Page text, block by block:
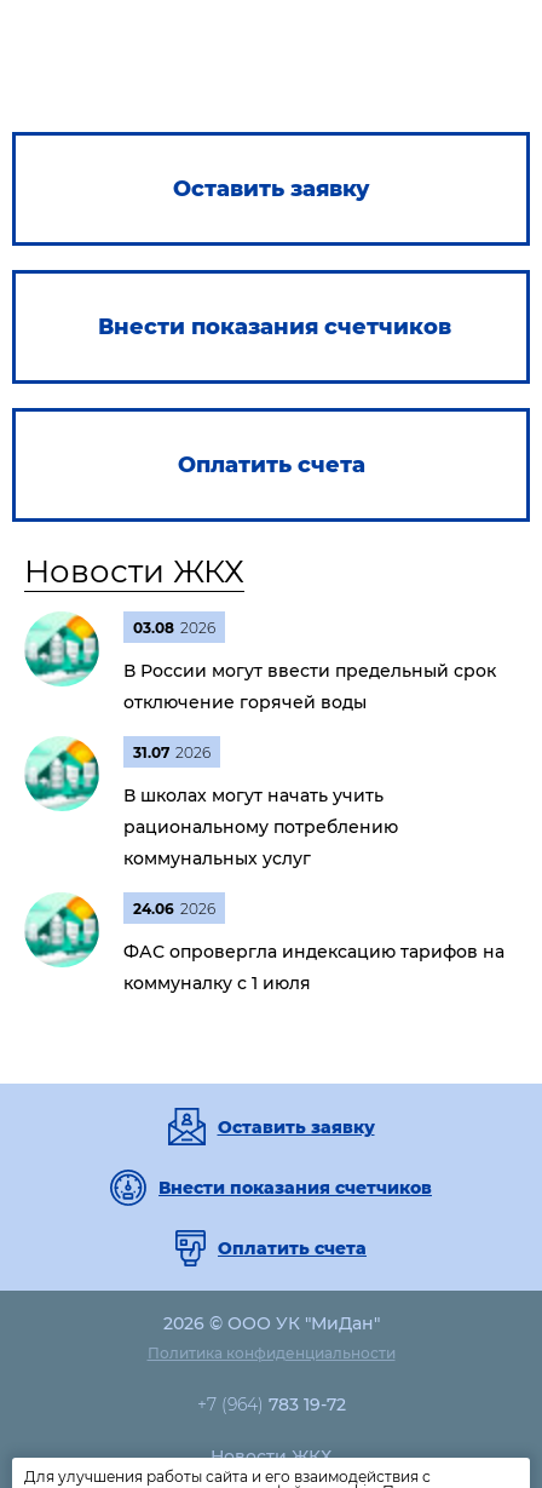
Оставить заявку
Внести показания счетчиков
Оплатить счета
Новости ЖКХ
03.08 2026
В России могут ввести предельный срок
отключение горячей воды
31.07 2026
В школах могут начать учить
рациональному потреблению
коммунальных услуг
24.06 2026
ФАС опровергла индексацию тарифов на
коммуналку с 1 июля
Оставить заявку
Внести показания счетчиков
Оплатить счета
2026 © ООО УК "МиДан"
Политика конфиденциальности
+7 (964) 783 19-72
Новости ЖКХ
Для улучшения работы сайта и его взаимодействия с